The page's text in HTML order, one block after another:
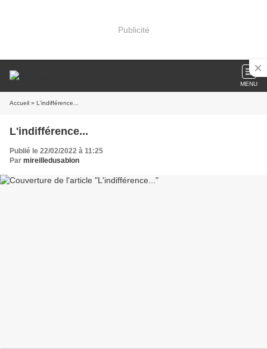
Publicité
MENU
Accueil » L'indifférence...
L'indifférence...
Publié le 22/02/2022 à 11:25
Par mireilledusablon